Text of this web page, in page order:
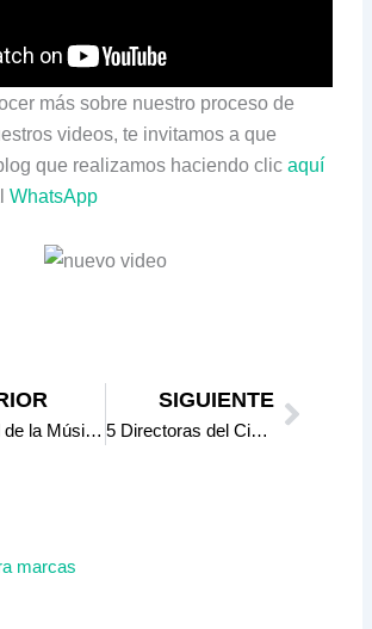
más sobre nuestro proceso de
videos, te invitamos a que
que realizamos haciendo clicaquí
WhatsApp
El Papel de la Música en la Producción Audiovisual: Cómo Elegir la Banda Sonora Perfecta
SIGUIENTE
5 Directoras del Cine Mexicano
Next